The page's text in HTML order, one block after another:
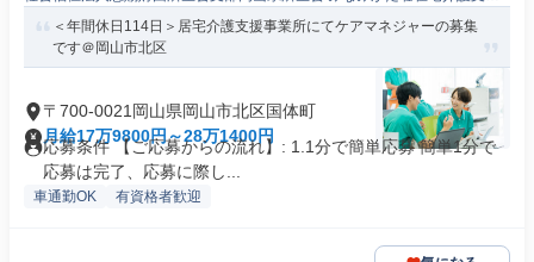
センター
＜年間休日114日＞居宅介護支援事業所にてケアマネジャーの募集
です＠岡山市北区
〒700-0021岡山県岡山市北区国体町
月給17万9800円～28万1400円
応募条件 【ご応募からの流れ】: 1.1分で簡単応募 簡単1分で
応募は完了、応募に際し...
車通勤OK 有資格者歓迎